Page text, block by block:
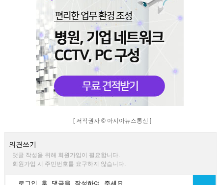
[ 저작권자 © 아시아뉴스통신 ]
의견쓰기
댓글 작성을 위해 회원가입이 필요합니다.
회원가입 시 주민번호를 요구하지 않습니다.